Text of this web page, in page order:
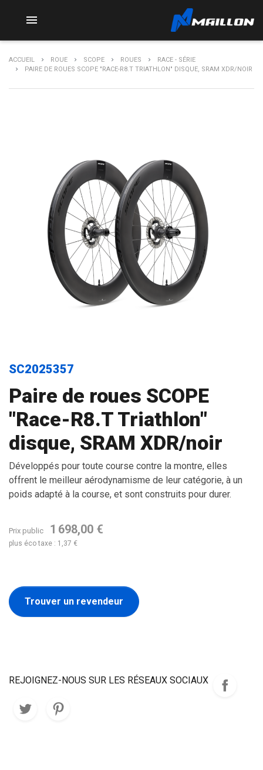

ACCUEIL ROUE SCOPE ROUES
RACE - SÉRIE
PAIRE DE ROUES SCOPE "RACE-R8.T TRIATHLON" DISQUE, SRAM XDR/NOIR
SC2025357
Paire de roues SCOPE
"Race-R8.T Triathlon"
disque, SRAM XDR/noir
Développés pour toute course contre la montre, elles
offrent le meilleur aérodynamisme de leur catégorie, à un
poids adapté à la course, et sont construits pour durer.
Prix public 1 698,00 €
plus éco taxe : 1,37 €
Trouver un revendeur
REJOIGNEZ-NOUS SUR LES RÉSEAUX SOCIAUX